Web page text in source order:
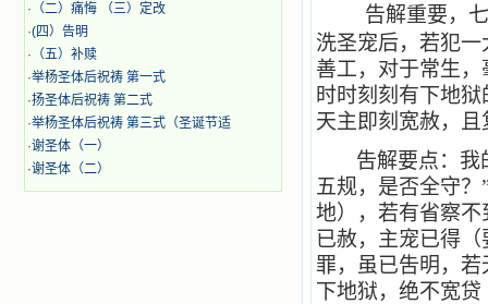
· （二）痛悔 （三）定改
·(四）告明
· （五）补赎
·举杨圣体后祝祷 第一式
·扬圣体后祝祷 第二式
·举杨圣体后祝祷 第三式（圣诞节适
·谢圣体（一）
·谢圣体（二）
告解重要，
洗圣宠后，若犯
善工，对于常生
时时刻刻有下地
天主即刻宽赦，
吿解要点：我
五规，是否全守
地），若有省察
已赦，主宠已得
罪，虽已吿明，
下地狱，绝不宽